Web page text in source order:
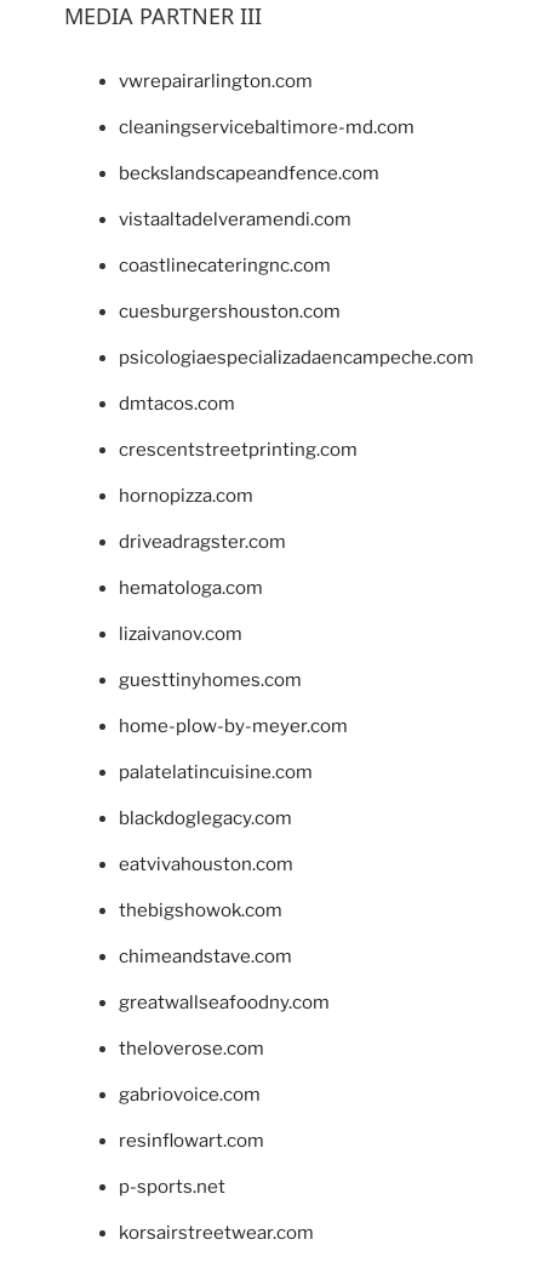
MEDIA PARTNER III
vwrepairarlington.com
cleaningservicebaltimore-md.com
beckslandscapeandfence.com
vistaaltadelveramendi.com
coastlinecateringnc.com
cuesburgershouston.com
psicologiaespecializadaencampeche.com
dmtacos.com
crescentstreetprinting.com
hornopizza.com
driveadragster.com
hematologa.com
lizaivanov.com
guesttinyhomes.com
home-plow-by-meyer.com
palatelatincuisine.com
blackdoglegacy.com
eatvivahouston.com
thebigshowok.com
chimeandstave.com
greatwallseafoodny.com
theloverose.com
gabriovoice.com
resinflowart.com
p-sports.net
korsairstreetwear.com